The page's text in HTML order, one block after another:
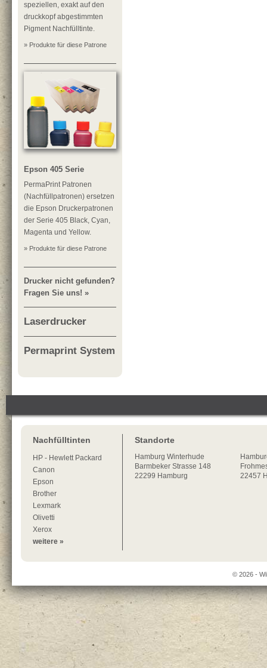
speziellen, exakt auf den
druckkopf abgestimmten
Pigment Nachfülltinte.
» Produkte für diese Patrone
Epson 405 Serie
PermaPrint Patronen
(Nachfüllpatronen) ersetzen
die Epson Druckerpatronen
der Serie 405 Black, Cyan,
Magenta und Yellow.
» Produkte für diese Patrone
Drucker nicht gefunden?
Fragen Sie uns! »
Laserdrucker
Permaprint System
Nachfülltinten
HP - Hewlett Packard
Canon
Epson
Brother
Lexmark
Olivetti
Xerox
weitere »
Standorte
Hamburg Winterhude
Barmbeker Strasse 148
22299 Hamburg
22457
© 2026 -